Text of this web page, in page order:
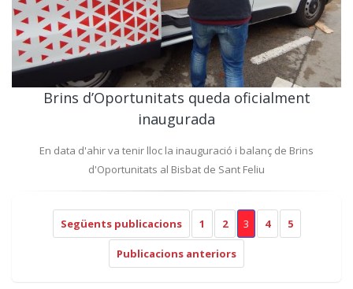
Brins d’Oportunitats queda oficialment
inaugurada
En data d'ahir va tenir lloc la inauguració i balanç de Brins
d'Oportunitats al Bisbat de Sant Feliu
Següents publicacions 1 2 3 4 5
Publicacions anteriors